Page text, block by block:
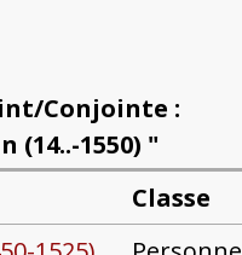
Conjointe :
(14..-1550) "
Classe